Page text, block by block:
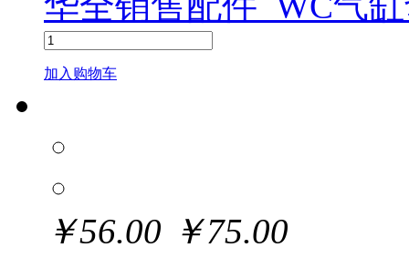
加入购物车
￥56.00 ￥75.00